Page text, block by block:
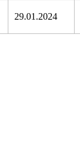
29.01.2024